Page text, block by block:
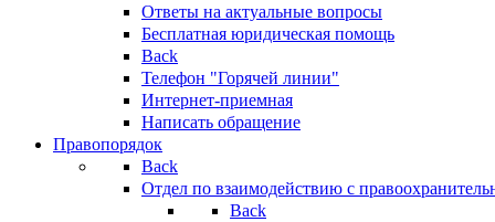
Ответы на актуальные вопросы
Бесплатная юридическая помощь
Back
Телефон "Горячей линии"
Интернет-приемная
Написать обращение
Правопорядок
Back
Отдел по взаимодействию с
Back